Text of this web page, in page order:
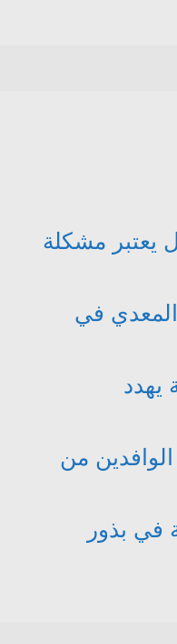
يعتبر مشكلة
في
يهدد
من
في بذور